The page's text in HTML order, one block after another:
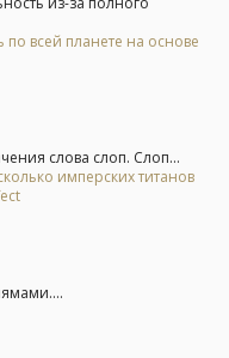
по всей планете на основе
слова слоп. Слоп...
имперских титанов